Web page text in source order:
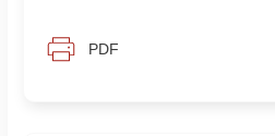
PDF